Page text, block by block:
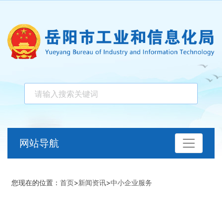
网站导航
您现在的位置： 首页>新闻资讯>中小企业服务